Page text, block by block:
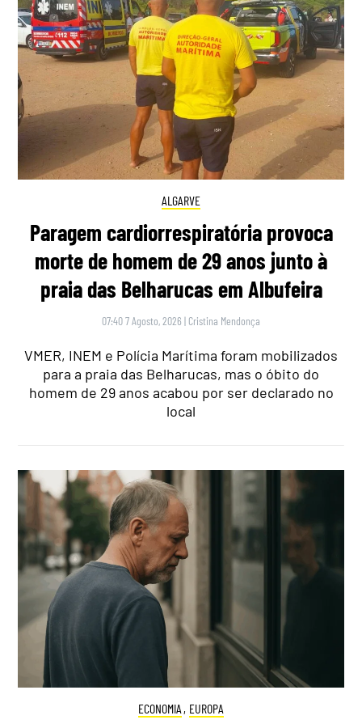
ALGARVE
Paragem cardiorrespiratória provoca
morte de homem de 29 anos junto à
praia das Belharucas em Albufeira
07:40 7 Agosto, 2026 | Cristina Mendonça
VMER, INEM e Polícia Marítima foram mobilizados
para a praia das Belharucas, mas o óbito do
homem de 29 anos acabou por ser declarado no
local
ECONOMIA , EUROPA